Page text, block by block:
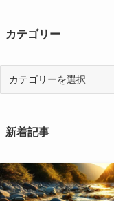
カテゴリー
ー新着記事